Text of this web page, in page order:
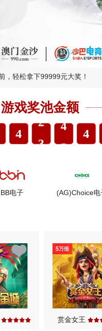
游戏奖池金额
0
3
4
6
7
9
.
2
2
3
6
8
9
.
0
3
4
6
7
9
.
(AG)Choice电子
赏金女王